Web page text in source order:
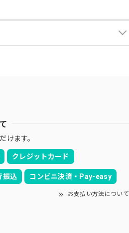
けます。
クレジットカード
振込 コンビニ決済・Pay-easy
お支払い方法について